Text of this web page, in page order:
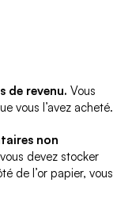
de revenu. Vous
vous l’avez acheté.
non
devez stocker
de l’or papier, vous